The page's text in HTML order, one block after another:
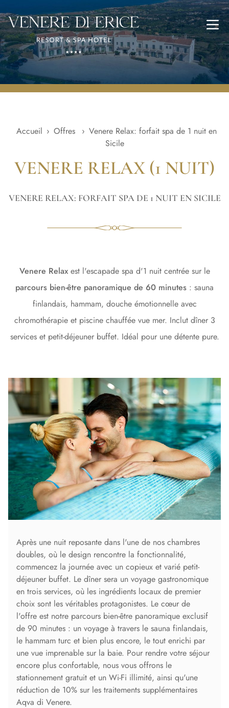
Accueil › Offres › Venere Relax: forfait spa de 1 nuit en
Sicile
VENERE RELAX (1 NUIT)
VENERE RELAX: FORFAIT SPA DE 1 NUIT EN SICILE
Venere Relaxest l'escapade spa d'1 nuit centrée sur le
parcours bien-être panoramique de 60 minutes : sauna
finlandais, hammam, douche émotionnelle avec
chromothérapie et piscine chauffée vue mer. Inclut dîner 3
services et petit-déjeuner buffet. Idéal pour une détente pure.
Après une nuit reposante dans l'une de nos chambres
doubles, où le design rencontre la fonctionnalité,
commencez la journée avec un copieux et varié petit-
déjeuner buffet. Le dîner sera un voyage gastronomique
en trois services, où les ingrédients locaux de premier
choix sont les véritables protagonistes. Le cœur de
l'offre est notre parcours bien-être panoramique exclusif
de 90 minutes : un voyage à travers le sauna finlandais,
le hammam turc et bien plus encore, le tout enrichi par
une vue imprenable sur la baie. Pour rendre votre séjour
encore plus confortable, nous vous offrons le
stationnement gratuit et un Wi-Fi illimité, ainsi qu'une
réduction de 10% sur les traitements supplémentaires
Aqva di Venere.